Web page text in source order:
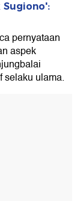
Sugiono':
pernyataan
aspek
selaku ulama.